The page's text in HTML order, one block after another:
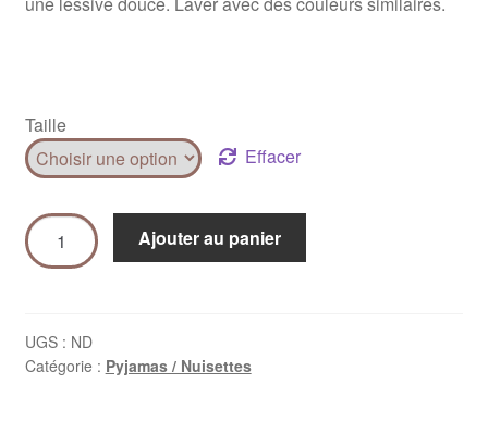
Taille
Effacer
Ajouter au panier
UGS : ND
Catégorie : Pyjamas / Nuisettes